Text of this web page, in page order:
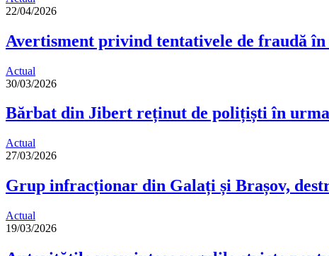
22/04/2026
Avertisment privind tentativele de fraudă în
Actual
30/03/2026
Bărbat din Jibert reținut de polițiști în
Actual
27/03/2026
Grup infracționar din Galați și Brașov,
Actual
19/03/2026